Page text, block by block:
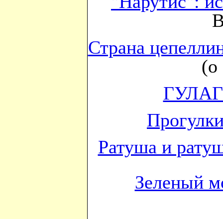
Страна
(о
ГУЛАГ
Ратуша и
Зеленый